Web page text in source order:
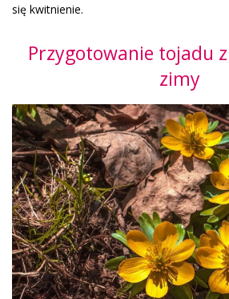
się kwitnienie.
Przygotowanie tojadu
zimy